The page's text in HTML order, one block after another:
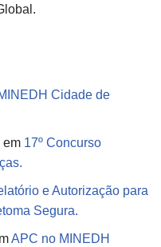
Cidade de
em 17º Concurso
e Autorização para
Segura.
APC no MINEDH